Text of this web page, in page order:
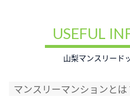
USEFUL
山梨マンスリード
マンスリーマンションとは